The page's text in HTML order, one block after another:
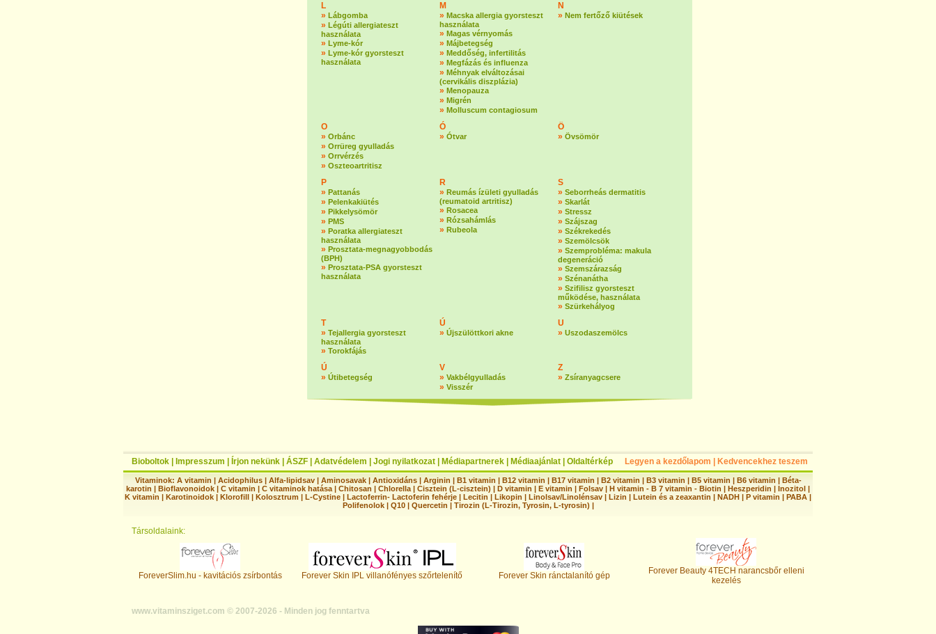
L
» Lábgomba
» Légúti allergiateszt
használata
» Lyme-kór
» Lyme-kór gyorsteszt
használata
M
» Macska allergia gyorsteszt
használata
» Magas vérnyomás
» Májbetegség
» Meddőség, infertilitás
» Megfázás és influenza
» Méhnyak elváltozásai
(cervikális diszplázia)
» Menopauza
» Migrén
» Molluscum contagiosum
N
» Nem fertőző kiütések
O
» Orbánc
» Orrüreg gyulladás
» Orrvérzés
» Oszteoartritisz
Ó
» Ótvar
Ö
» Övsömör
P
» Pattanás
» Pelenkakiütés
» Pikkelysömör
» PMS
» Poratka allergiateszt
használata
» Prosztata-megnagyobbodás
(BPH)
» Prosztata-PSA gyorsteszt
használata
R
» Reumás ízületi gyulladás
(reumatoid artritisz)
» Rosacea
» Rózsahámlás
» Rubeola
S
» Seborrheás dermatitis
» Skarlát
» Stressz
» Szájszag
» Székrekedés
» Szemölcsök
» Szemprobléma: makula
degeneráció
» Szemszárazság
» Szénanátha
» Szifilisz gyorsteszt
működése, használata
» Szürkehályog
T
» Tejallergia gyorsteszt
használata
» Torokfájás
Ú
» Újszülöttkori akne
U
» Uszodaszemölcs
Ú
» Útibetegség
V
» Vakbélgyulladás
» Visszér
Z
» Zsíranyagcsere
Bioboltok Impresszum Írjon nekünk ÁSZF Adatvédelem Jogi nyilatkozat Médiapartnerek Médiaajánlat Oldaltérkép Legyen a kezdőlapom Kedvencekhez teszem
Vitaminok: A vitamin | Acidophilus| Alfa-lipidsav| Aminosavak| Antioxidáns| Arginin | B1 vitamin | B12 vitamin | B17 vitamin | B2 vitamin | B3 vitamin | B5 vitamin | B6 vitamin | Béta-
karotin | Bioflavonoidok | C vitamin | C vitaminok hatása | Chitosan | Chlorella | Cisztein (L-cisztein) | D vitamin | E vitamin | Folsav | H vitamin - B 7 vitamin - Biotin | Heszperidin | Inozitol |
K vitamin | Karotinoidok | Klorofill | Kolosztrum | L-Cystine | Lactoferrin- Lactoferin fehérje | Lecitin | Likopin | Linolsav/Linolénsav | Lizin | Lutein és a zeaxantin | NADH | P vitamin | PABA |
Polifenolok| Q10| Quercetin | Tirozin (L-Tirozin, Tyrosin, L-tyrosin) |
Társoldalaink:
ForeverSlim.hu - kavitációs zsírbontás Forever Skin IPL villanófényes szőrtelenítő Forever Skin ránctalanító gép
Forever Beauty 4TECH narancsbőr elleni
kezelés
www.vitaminsziget.com © 2007-2026 - Minden jog fenntartva